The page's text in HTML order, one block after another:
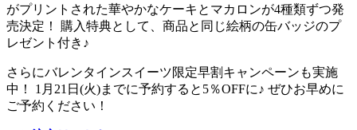
がプリントされた華やかなケーキとマカロンが4種類ずつ発
売決定！ 購入特典として、商品と同じ絵柄の缶バッジのプ
レゼント付き♪
さらにバレンタインスイーツ限定早割キャンペーンも実施
中！ 1月21日(火)までに予約すると5％OFFに♪ ぜひお早めに
ご予約ください！